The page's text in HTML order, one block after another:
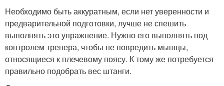
Необходимо быть аккуратным, если нет уверенности и
предварительной подготовки, лучше не спешить
выполнять это упражнение. Нужно его выполнять под
контролем тренера, чтобы не повредить мышцы,
относящиеся к плечевому поясу. К тому же потребуется
правильно подобрать вес штанги.